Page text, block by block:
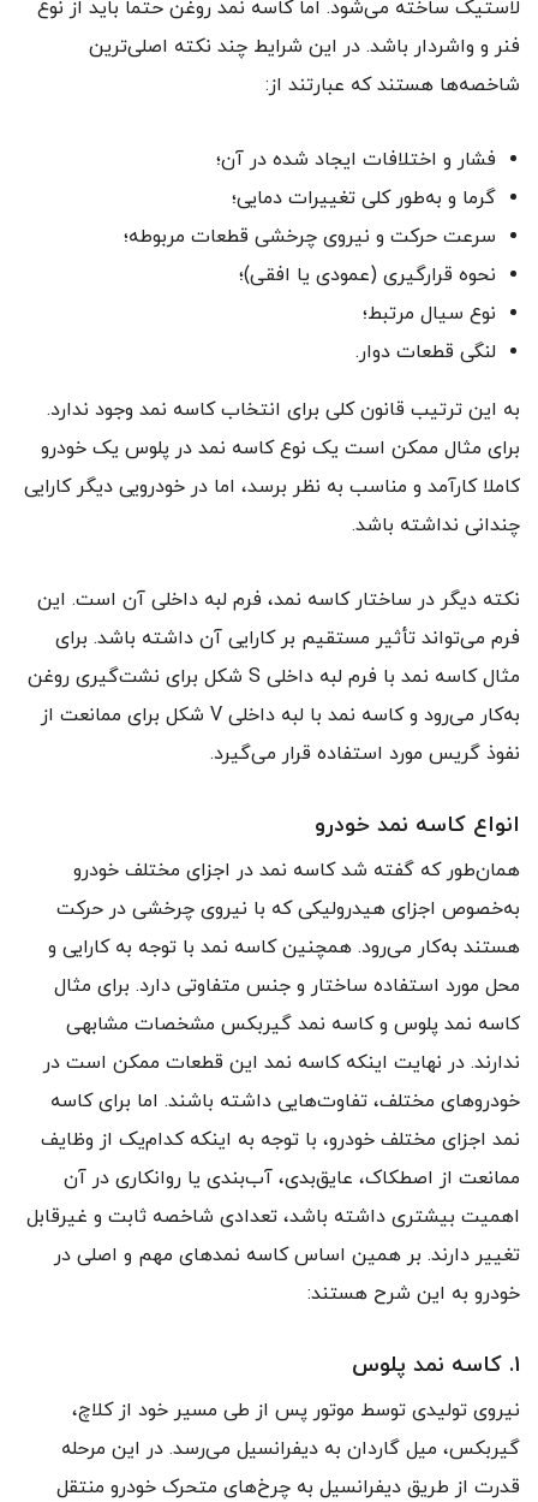
لاستیک ساخته می‌شود. اما کاسه نمد روغن حتما باید از نوع
فنر و واشردار باشد. در این شرایط چند نکته اصلی‌ترین
شاخصه‌ها هستند که عبارتند از:
فشار و اختلافات ایجاد شده در آن؛
گرما و به‌طور کلی تغییرات دمایی؛
سرعت حرکت و نیروی چرخشی قطعات مربوطه؛
نحوه قرارگیری (عمودی یا افقی)؛
نوع سیال مرتبط؛
لنگی قطعات دوار.
به این ترتیب قانون کلی برای انتخاب کاسه نمد وجود ندارد.
برای مثال ممکن است یک نوع کاسه نمد در پلوس یک خودرو
کاملا کارآمد و مناسب به نظر برسد، اما در خودرویی دیگر کارایی
چندانی نداشته باشد.
نکته دیگر در ساختار کاسه نمد، فرم لبه داخلی آن است. این
فرم می‌تواند تأثیر مستقیم بر کارایی آن داشته باشد. برای
مثال کاسه نمد با فرم لبه داخلی S شکل برای نشت‌گیری روغن
به‌کار می‌رود و کاسه نمد با لبه داخلی V شکل برای ممانعت از
نفوذ گریس مورد استفاده قرار می‌گیرد.
انواع کاسه نمد خودرو
همان‌طور که گفته شد کاسه نمد در اجزای مختلف خودرو
به‌خصوص اجزای هیدرولیکی که با نیروی چرخشی در حرکت
هستند به‌کار می‌رود. همچنین کاسه نمد با توجه به کارایی و
محل مورد استفاده ساختار و جنس متفاوتی دارد. برای مثال
کاسه نمد پلوس و کاسه نمد گیربکس مشخصات مشابهی
ندارند. در نهایت اینکه کاسه نمد این قطعات ممکن است در
خودروهای مختلف، تفاوت‌هایی داشته باشند. اما برای کاسه
نمد اجزای مختلف خودرو، با توجه به اینکه کدام‌یک از وظایف
ممانعت از اصطکاک، عایق‌بدی، آب‌بندی یا روانکاری در آن
اهمیت بیشتری داشته باشد، تعدادی شاخصه ثابت و غیرقابل
تغییر دارند. بر همین اساس کاسه نمد‌های مهم و اصلی در
خودرو به این شرح هستند:
۱. کاسه نمد پلوس
نیروی تولیدی توسط موتور پس از طی مسیر خود از کلاچ،
گیربکس، میل گاردان به دیفرانسیل می‌رسد. در این مرحله
قدرت از طریق دیفرانسیل به چرخ‌های متحرک خودرو منتقل